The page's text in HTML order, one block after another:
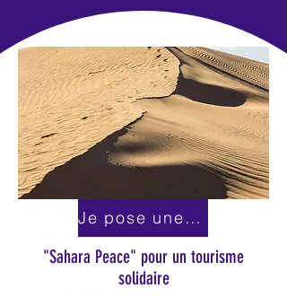
Je pose une question par ici!
"Sahara Peace" pour un tourisme
solidaire